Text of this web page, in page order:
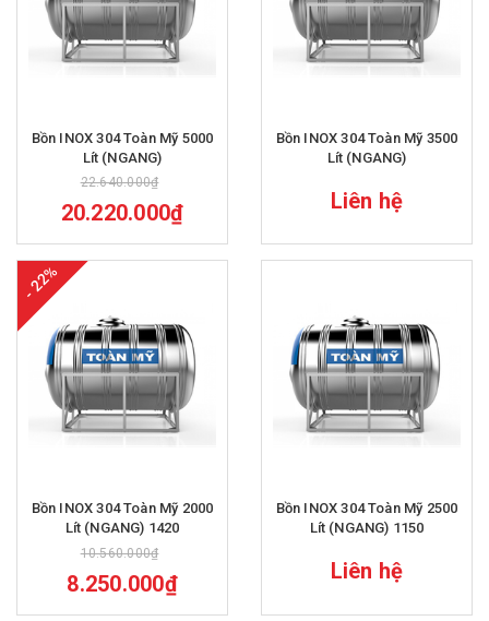
Bồn INOX 304 Toàn Mỹ 5000
Lít (NGANG)
22.640.000₫
20.220.000₫
Bồn INOX 304 Toàn Mỹ 3500
Lít (NGANG)
Liên hệ
- 22%
Bồn INOX 304 Toàn Mỹ 2000
Lít (NGANG) 1420
10.560.000₫
8.250.000₫
Bồn INOX 304 Toàn Mỹ 2500
Lít (NGANG) 1150
Liên hệ